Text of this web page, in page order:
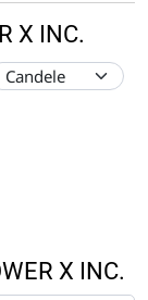
X INC.
X INC.